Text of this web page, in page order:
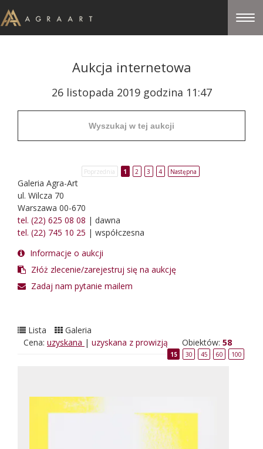
Aukcja internetowa
26 listopada 2019 godzina 11:47
Poprzednia 1 2 3 4 Następna
Galeria Agra-Art
ul. Wilcza 70
Warszawa 00-670
tel. (22) 625 08 08 | dawna
tel. (22) 745 10 25 | współczesna
Informacje o aukcji
Złóż zlecenie/zarejestruj się na aukcję
Zadaj nam pytanie mailem
Lista
Galeria
Cena: uzyskana | uzyskana z prowizją Obiektów: 58
15 30 45 60 100